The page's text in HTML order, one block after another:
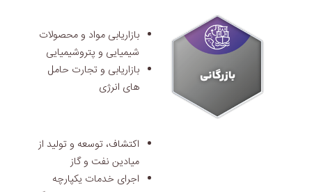
بازاریابی مواد و محصولات
شیمیایی و پتروشیمیایی
بازاریابی و تجارت حامل
های انرژی
اکتشاف، توسعه و تولید از
میادین نفت و گاز
اجرای خدمات یکپارچه